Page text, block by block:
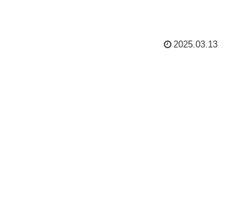
2025.03.13